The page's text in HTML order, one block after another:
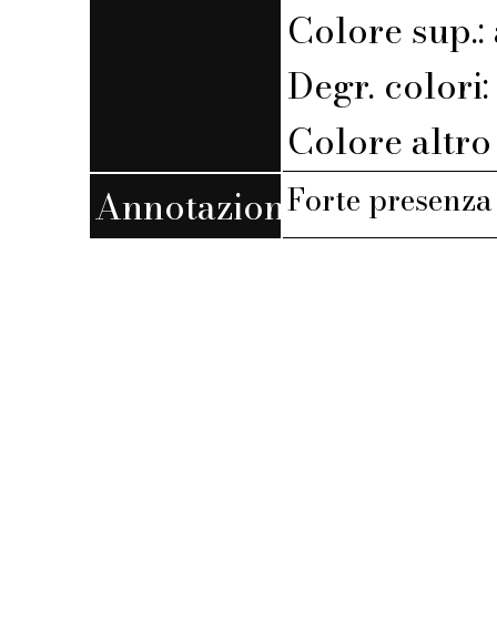
Colore sup.:
Degr. colori:
Colore altro
AnnotazioniForte